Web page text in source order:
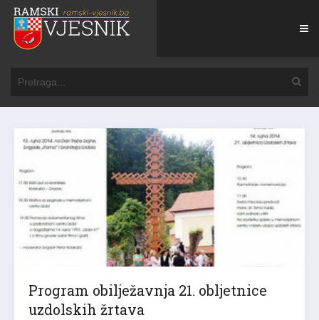
Program obilježavnja 21. obljetnice
uzdolskih žrtava